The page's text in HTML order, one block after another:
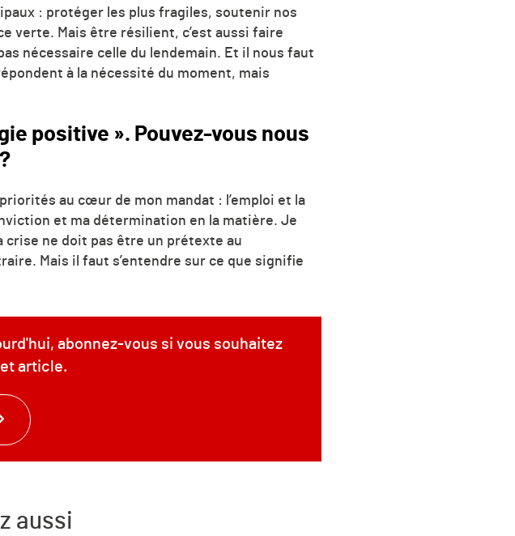
: protéger les plus fragiles, soutenir nos
verte. Mais être résilient, c’est aussi faire
nécessaire celle du lendemain. Et il nous faut
à la nécessité du moment, mais
positive ». Pouvez-vous nous
au cœur de mon mandat : l’emploi et la
et ma détermination en la matière. Je
crise ne doit pas être un prétexte au
Mais il faut s’entendre sur ce que signifie
abonnez-vous si vous souhaitez
article.
aussi